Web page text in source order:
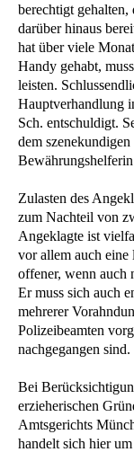
berechtigt
darüber hinaus
hat über viele
Handy gehabt,
leisten.
Hauptverhandlung
Sch. entschuldigt.
dem
Zulasten des
zum Nachteil von
Angeklagte ist
vor allem auch eine
offener, wenn auch
Er muss sich auch
mehrerer
Polizeibeamten
nachgegangen sind.
Bei
erzieherischen
Amtsgerichts
handelt sich hier